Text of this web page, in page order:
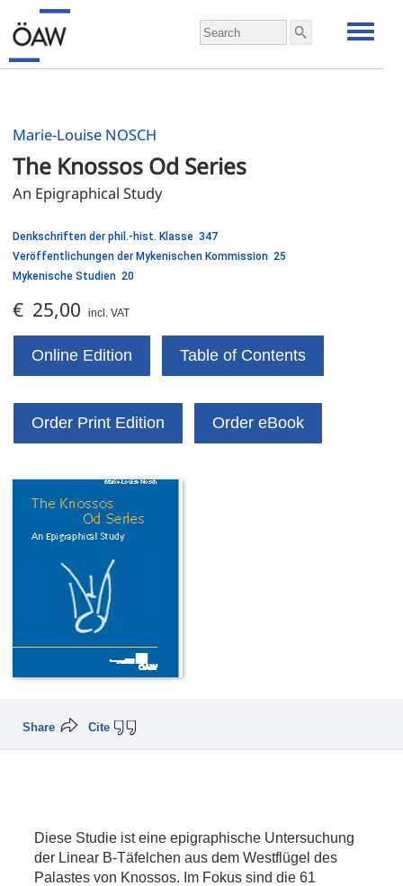
Marie-Louise NOSCH
The Knossos Od Series
An Epigraphical Study
Denkschriften der phil.-hist. Klasse 347
Veröffentlichungen der Mykenischen Kommission 25
Mykenische Studien 20
€ 25,00 incl. VAT
Online Edition Table of Contents
Order Print Edition Order eBook
Cite
Share
Diese Studie ist eine epigraphische Untersuchung
der Linear B-Täfelchen aus dem Westflügel des
Palastes von Knossos. Im Fokus sind die 61